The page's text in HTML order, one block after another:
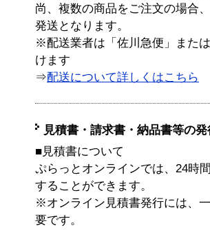
尚、複数の商品をご注文の場合
発送となります。
※配送業者は「佐川急便」また
けます
⇒配送について詳しくはこちら
見積書・請求書・納品書等の
■見積書について
ぷらっとオンラインでは、24時
することができます。
※オンライン見積書発行には、
要です。